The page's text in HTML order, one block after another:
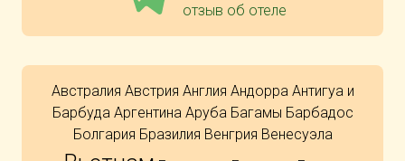
отзыв об отеле
Австралия Австрия Англия Андорра Антигуа и
Барбуда Аргентина Аруба Багамы Барбадос
Болгария Бразилия Венгрия Венесуэла